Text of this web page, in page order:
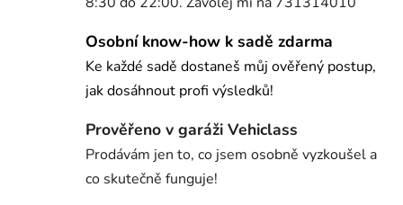
Osobní know-how k sadě zdarma
Ke každé sadě dostaneš můj ověřený postup,
jak dosáhnout profi výsledků!
Prověřeno v garáži Vehiclass
Prodávám jen to, co jsem osobně vyzkoušel a
co skutečně funguje!